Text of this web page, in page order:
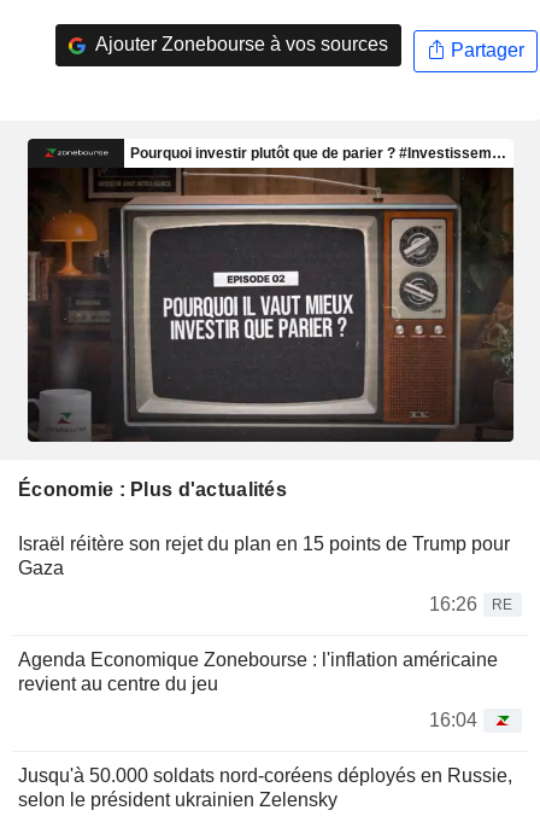
Ajouter Zonebourse à vos sources Partager
Économie : Plus d'actualités
Israël réitère son rejet du plan en 15 points de Trump pour
Gaza
16:26
RE
Agenda Economique Zonebourse : l'inflation américaine
revient au centre du jeu
16:04
Jusqu'à 50.000 soldats nord-coréens déployés en Russie,
selon le président ukrainien Zelensky